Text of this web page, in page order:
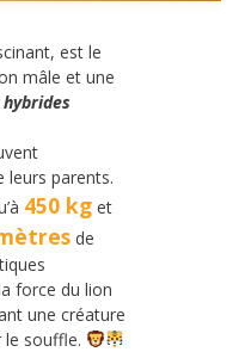
est le
mâle et une
leurs parents.
450 kg et
de
force du lion
une créature
le souffle.